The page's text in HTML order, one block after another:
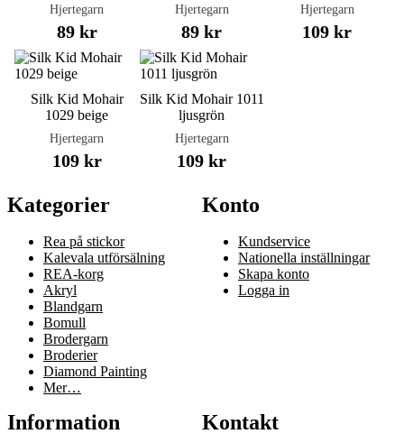
Hjertegarn
89 kr
Hjertegarn
89 kr
Hjertegarn
109 kr
Silk Kid Mohair
1029 beige
Hjertegarn
109 kr
Silk Kid Mohair 1011
ljusgrön
Hjertegarn
109 kr
Kategorier
Rea på stickor
Kalevala utförsälning
REA-korg
Akryl
Blandgarn
Bomull
Brodergarn
Broderier
Diamond Painting
Mer…
Konto
Kundservice
Nationella inställningar
Skapa konto
Logga in
Information Kontakt